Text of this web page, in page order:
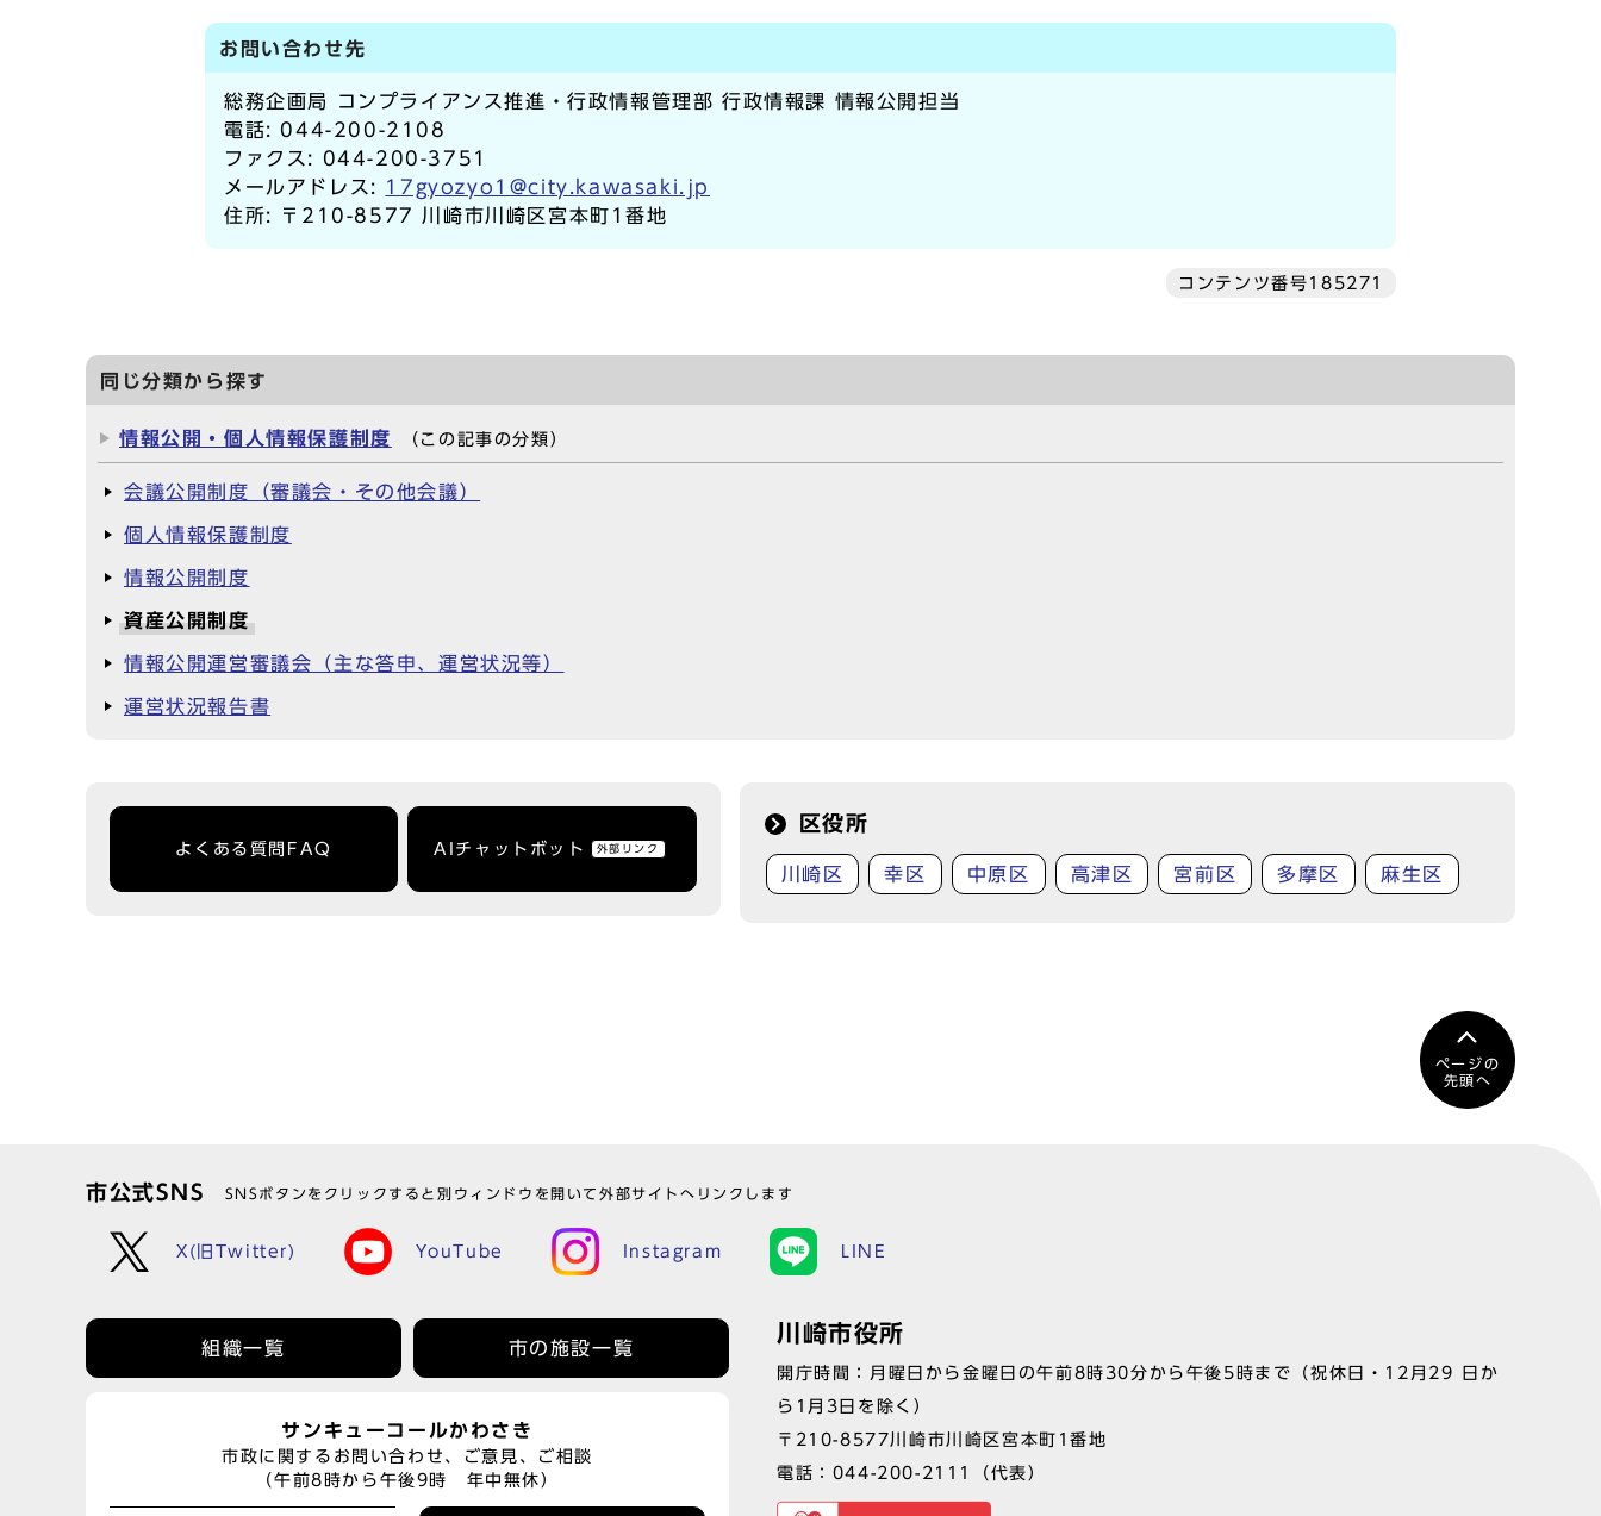
お問い合わせ先
総務企画局 コンプライアンス推進・行政情報管理部 行政情報課 情報公開担当
電話: 044-200-2108
ファクス: 044-200-3751
メールアドレス: 17gyozyo1@city.kawasaki.jp
住所: 〒210-8577 川崎市川崎区宮本町1番地
コンテンツ番号185271
同じ分類から探す
情報公開・個人情報保護制度 （この記事の分類）
会議公開制度（審議会・その他会議）
個人情報保護制度
情報公開制度
資産公開制度
情報公開運営審議会（主な答申、運営状況等）
運営状況報告書
よくある質問FAQ AIチャットボット 外部リンク
区役所
川崎区 幸区 中原区 高津区 宮前区 多摩区 麻生区
ページの
先頭へ
市公式SNS SNSボタンをクリックすると別ウィンドウを開いて外部サイトへリンクします
X(旧Twitter) YouTube Instagram LINE
組織一覧 市の施設一覧
サンキューコールかわさき
市政に関するお問い合わせ、ご意見、ご相談
（午前8時から午後9時 年中無休）
川崎市役所
開庁時間：月曜日から金曜日の午前8時30分から午後5時まで（祝休日・12月29 日か
ら1月3日を除く）
〒210-8577川崎市川崎区宮本町1番地
電話： 044-200-2111 （代表）